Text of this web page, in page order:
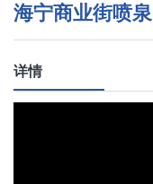
海宁商业街喷泉
详情